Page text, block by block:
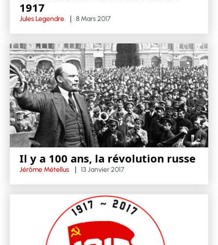
1917
Jules Legendre 8 Mars 2017
Il y a 100 ans, la révolution russe
Jérôme Métellus 13 Janvier 2017